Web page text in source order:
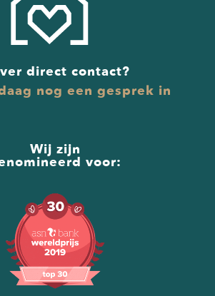
direct contact?
nog een gesprek in
Wij zijn
voor: